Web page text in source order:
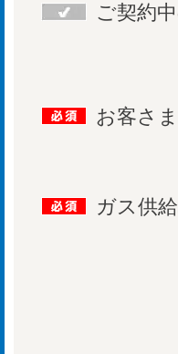
ご契約
お客さ
ガス供